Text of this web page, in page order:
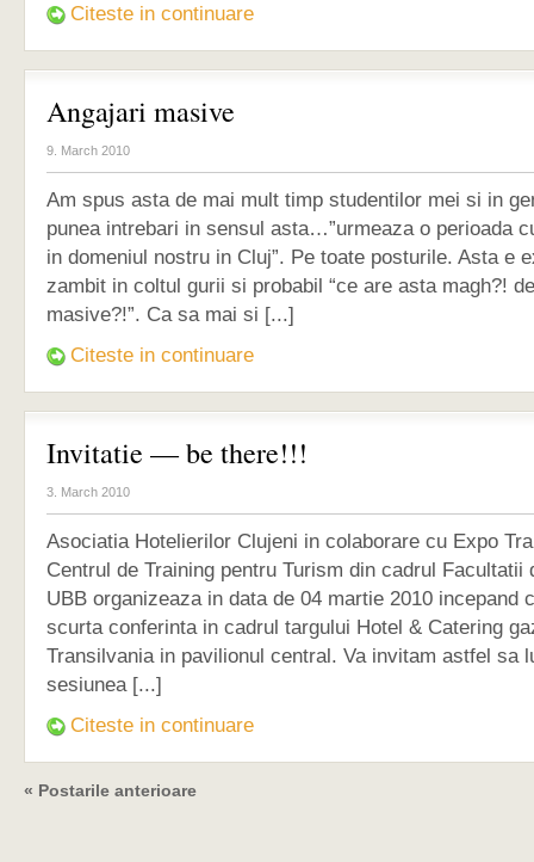
Citeste in continuare
Angajari masive
9. March 2010
Am spus asta de mai mult timp studentilor mei si in
punea intrebari in sensul asta…”urmeaza o perioada
in domeniul nostru in Cluj”. Pe toate posturile. Asta e
zambit in coltul gurii si probabil “ce are asta magh?!
masive?!”. Ca sa mai si [...]
Citeste in continuare
Invitatie — be there!!!
3. March 2010
Asociatia Hotelierilor Clujeni in colaborare cu Expo
Centrul de Training pentru Turism din cadrul Facultatii
UBB organizeaza in data de 04 martie 2010 incepand
scurta conferinta in cadrul targului Hotel & Catering
Transilvania in pavilionul central. Va invitam astfel sa
sesiunea [...]
Citeste in continuare
« Postarile anterioare